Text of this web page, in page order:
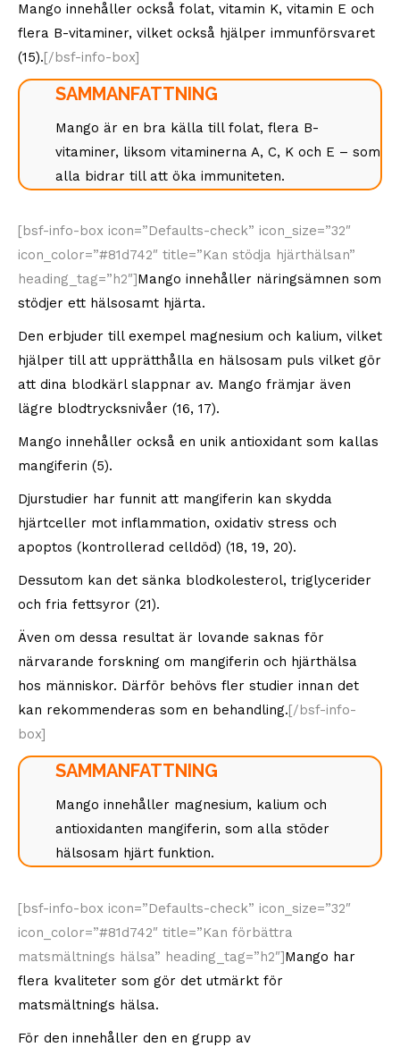
Mango innehåller också folat, vitamin K, vitamin E och
flera B-vitaminer, vilket också hjälper immunförsvaret
(15).[/bsf-info-box]
SAMMANFATTNING
Mango är en bra källa till folat, flera B-
vitaminer, liksom vitaminerna A, C, K och E – som
alla bidrar till att öka immuniteten.
[bsf-info-box icon=”Defaults-check” icon_size=”32″
icon_color=”#81d742″ title=”Kan stödja hjärthälsan”
heading_tag=”h2″]Mango innehåller näringsämnen som
stödjer ett hälsosamt hjärta.
Den erbjuder till exempel magnesium och kalium, vilket
hjälper till att upprätthålla en hälsosam puls vilket gör
att dina blodkärl slappnar av. Mango främjar även
lägre blodtrycksnivåer (16, 17).
Mango innehåller också en unik antioxidant som kallas
mangiferin (5).
Djurstudier har funnit att mangiferin kan skydda
hjärtceller mot inflammation, oxidativ stress och
apoptos (kontrollerad celldöd) (18, 19, 20).
Dessutom kan det sänka blodkolesterol, triglycerider
och fria fettsyror (21).
Även om dessa resultat är lovande saknas för
närvarande forskning om mangiferin och hjärthälsa
hos människor. Därför behövs fler studier innan det
kan rekommenderas som en behandling.[/bsf-info-
box]
SAMMANFATTNING
Mango innehåller magnesium, kalium och
antioxidanten mangiferin, som alla stöder
hälsosam hjärt funktion.
[bsf-info-box icon=”Defaults-check” icon_size=”32″
icon_color=”#81d742″ title=”Kan förbättra
matsmältnings hälsa” heading_tag=”h2″]Mango har
flera kvaliteter som gör det utmärkt för
matsmältnings hälsa.
För den innehåller den en grupp av